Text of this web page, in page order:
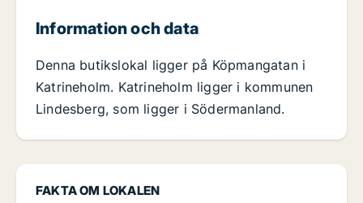
FAKTA OM LOKALEN
Information och data
Denna butikslokal ligger på Köpmangatan i
Katrineholm. Katrineholm ligger i kommunen
Lindesberg, som ligger i Södermanland.